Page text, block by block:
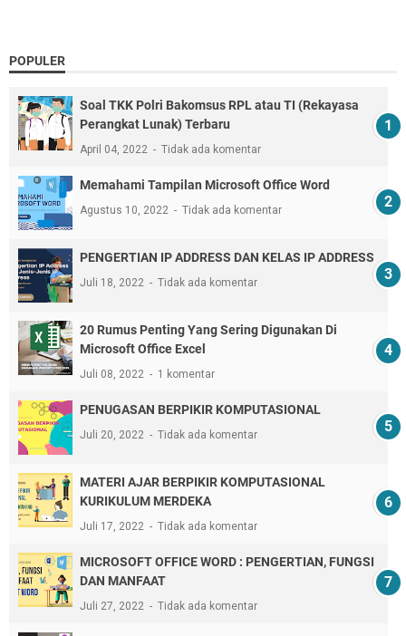
POPULER
Soal TKK Polri Bakomsus RPL atau TI (Rekayasa
Perangkat Lunak) Terbaru
April 04, 2022 Tidak ada komentar
Memahami Tampilan Microsoft Office Word
Agustus 10, 2022 Tidak ada komentar
PENGERTIAN IP ADDRESS DAN KELAS IP ADDRESS
Juli 18, 2022 Tidak ada komentar
20 Rumus Penting Yang Sering Digunakan Di
Microsoft Office Excel
Juli 08, 2022 1 komentar
PENUGASAN BERPIKIR KOMPUTASIONAL
Juli 20, 2022 Tidak ada komentar
MATERI AJAR BERPIKIR KOMPUTASIONAL
KURIKULUM MERDEKA
Juli 17, 2022 Tidak ada komentar
MICROSOFT OFFICE WORD : PENGERTIAN, FUNGSI
DAN MANFAAT
Juli 27, 2022 Tidak ada komentar